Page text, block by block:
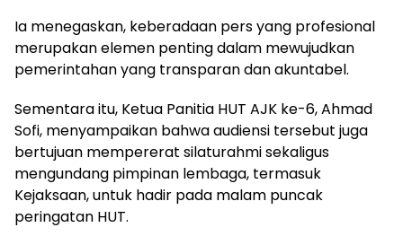
Ia menegaskan, keberadaan pers yang profesional
merupakan elemen penting dalam mewujudkan
pemerintahan yang transparan dan akuntabel.
Sementara itu, Ketua Panitia HUT AJK ke-6, Ahmad
Sofi, menyampaikan bahwa audiensi tersebut juga
bertujuan mempererat silaturahmi sekaligus
mengundang pimpinan lembaga, termasuk
Kejaksaan, untuk hadir pada malam puncak
peringatan HUT.